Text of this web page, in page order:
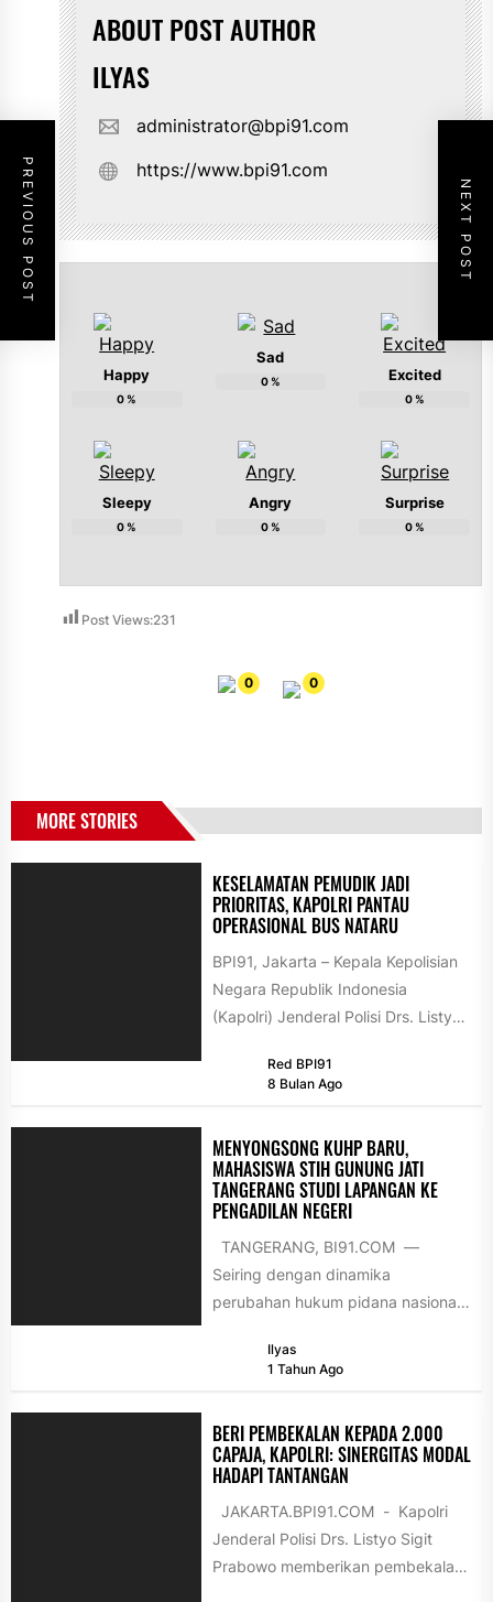
ABOUT POST AUTHOR
ILYAS
administrator@bpi91.com
https://www.bpi91.com
Happy
0%
Sad
0% Excited
0%
Sleepy
0%
Angry
0%
Surprise
0%
Post Views:231
0 0
PREVIOUS POST NEXT POST
MORE STORIES
KESELAMATAN PEMUDIK JADI
PRIORITAS, KAPOLRI PANTAU
OPERASIONAL BUS NATARU
BPI91, Jakarta – Kepala Kepolisian
Negara Republik Indonesia
(Kapolri) Jenderal Polisi Drs. Listyo
pemantauan langsung kesiapan...
Red BPI91
8 Bulan Ago
MENYONGSONG KUHP BARU,
MAHASISWA STIH GUNUNG JATI
TANGERANG STUDI LAPANGAN KE
PENGADILAN NEGERI
TANGERANG, BI91.COM —
Seiring dengan dinamika
perubahan hukum pidana nasional,
Ilmu Hukum (STIH) Gunung Jati...
Ilyas
1 Tahun Ago
BERI PEMBEKALAN KEPADA 2.000
CAPAJA, KAPOLRI: SINERGITAS MODAL
HADAPI TANTANGAN
JAKARTA.BPI91.COM - Kapolri
Jenderal Polisi Drs. Listyo Sigit
Prabowo memberikan pembekalan